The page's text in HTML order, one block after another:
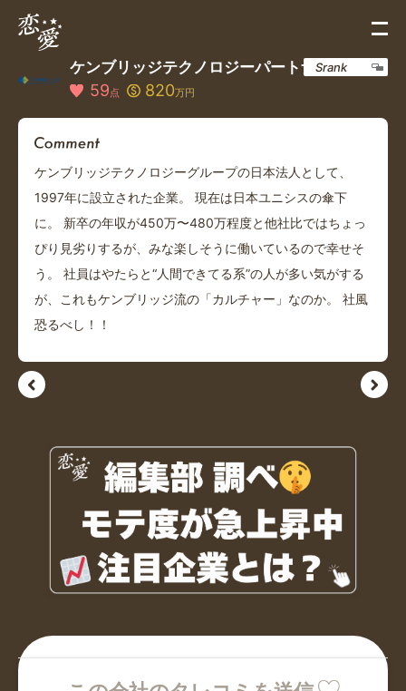
ケンブリッジテクノロジーパートナーズ
59点 820万円
Srank
ケンブリッジテクノロジーグループの日本法人として、
1997年に設立された企業。 現在は日本ユニシスの傘下
に。 新卒の年収が450万〜480万程度と他社比ではちょっ
ぴり見劣りするが、みな楽しそうに働いているので幸せそ
う。 社員はやたらと“人間できてる系”の人が多い気がする
が、これもケンブリッジ流の「カルチャー」なのか。 社風
恐るべし！！